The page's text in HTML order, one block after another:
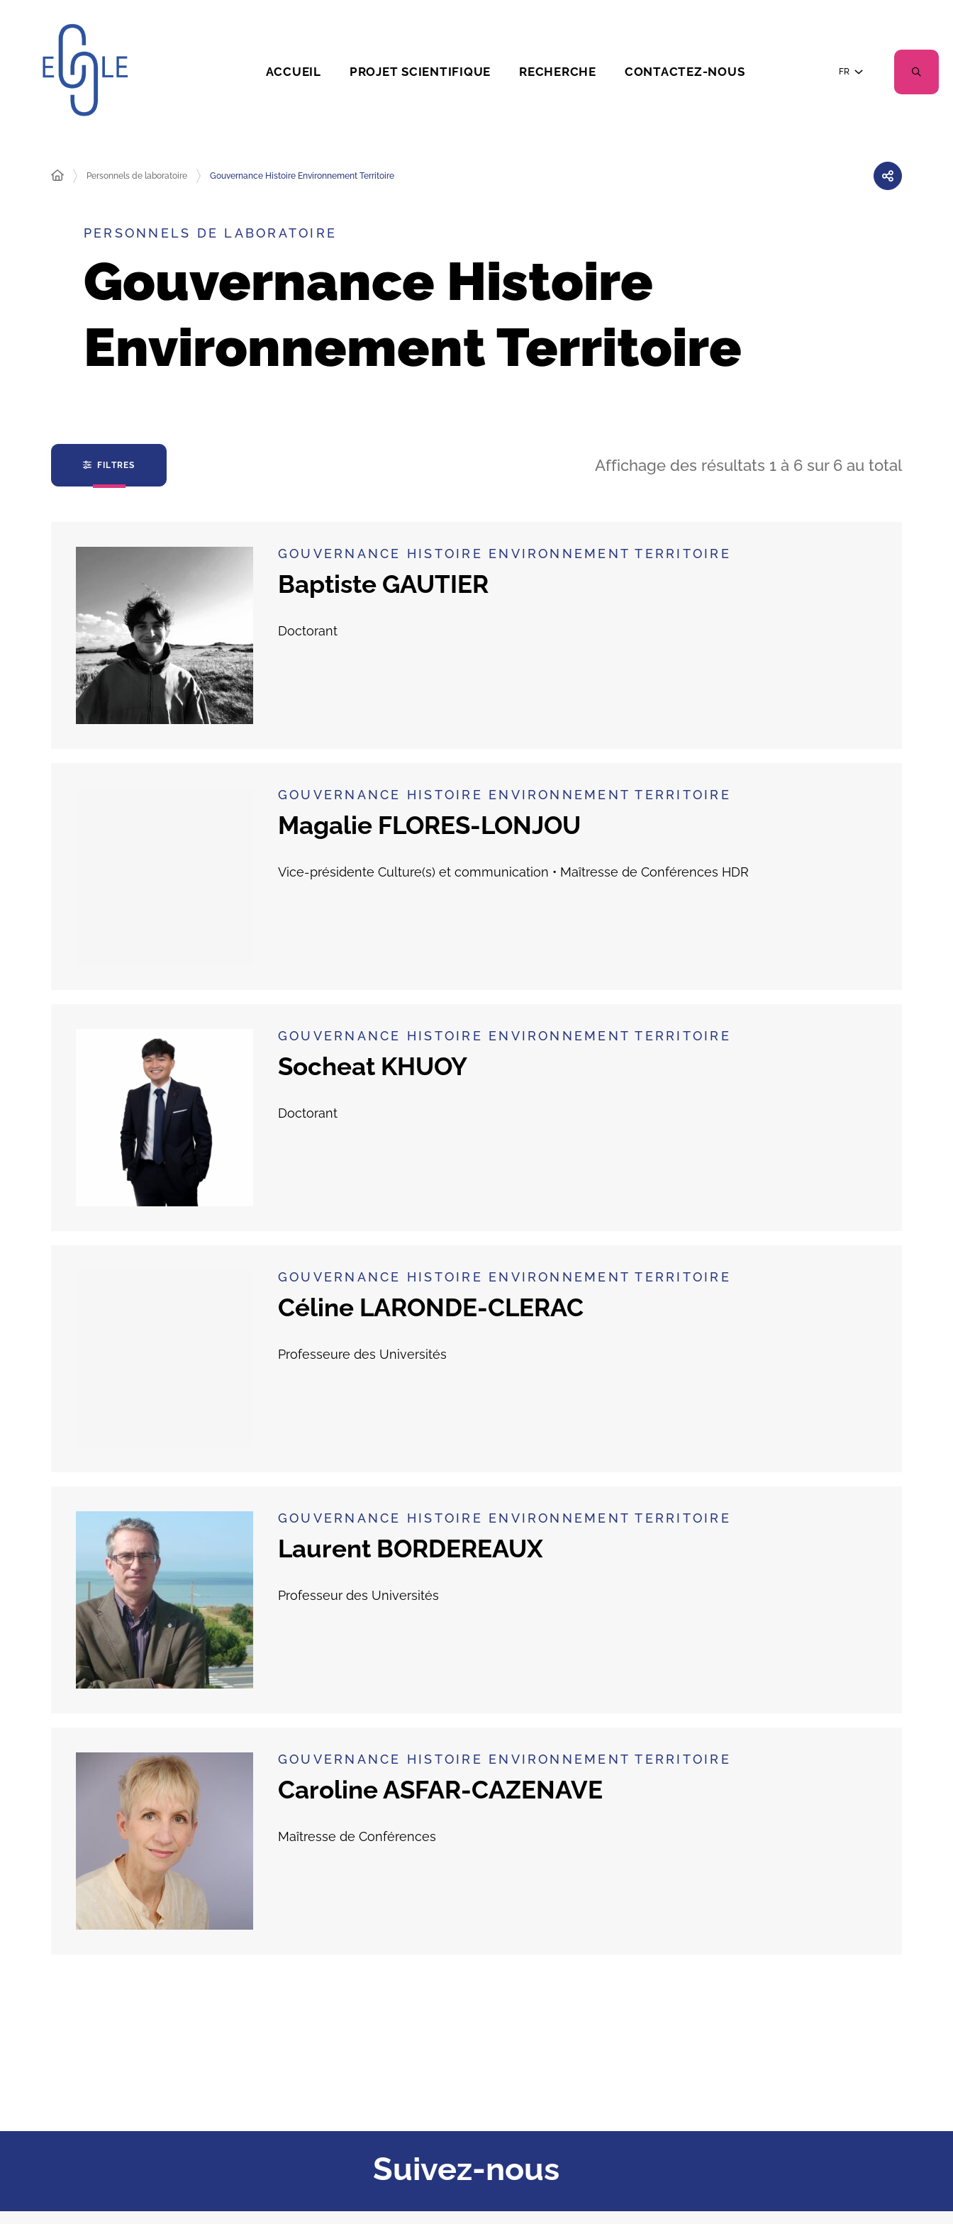
ACCUEIL PROJET SCIENTIFIQUE RECHERCHE CONTACTEZ-NOUS FR
Personnels de laboratoire Gouvernance Histoire Environnement Territoire
PERSONNELS DE LABORATOIRE
Gouvernance Histoire
Environnement Territoire
FILTRES Affichage des résultats 1 à 6 sur 6 au total
GOUVERNANCE HISTOIRE ENVIRONNEMENT TERRITOIRE
Baptiste GAUTIER
Doctorant
GOUVERNANCE HISTOIRE ENVIRONNEMENT TERRITOIRE
Magalie FLORES-LONJOU
Vice-présidente Culture(s) et communication • Maîtresse de Conférences HDR
GOUVERNANCE HISTOIRE ENVIRONNEMENT TERRITOIRE
Socheat KHUOY
Doctorant
GOUVERNANCE HISTOIRE ENVIRONNEMENT TERRITOIRE
Céline LARONDE-CLERAC
Professeure des Universités
GOUVERNANCE HISTOIRE ENVIRONNEMENT TERRITOIRE
Laurent BORDEREAUX
Professeur des Universités
GOUVERNANCE HISTOIRE ENVIRONNEMENT TERRITOIRE
Caroline ASFAR-CAZENAVE
Maîtresse de Conférences
Suivez-nous